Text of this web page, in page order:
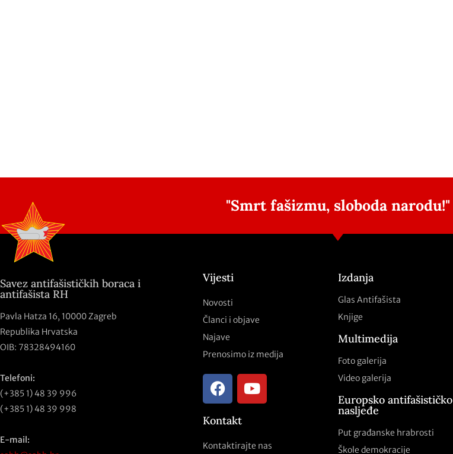
"Smrt fašizmu, sloboda narodu!"
Savez antifašističkih boraca i
antifašista RH
Pavla Hatza 16, 10000 Zagreb
Republika Hrvatska
OIB: 78328494160
Telefoni:
(+385 1) 48 39 996
(+385 1) 48 39 998
E-mail:
Vijesti
Novosti
Članci i objave
Najave
Prenosimo iz medija
Kontakt
Kontaktirajte nas
Izdanja
Glas Antifašista
Knjige
Multimedija
Foto galerija
Video galerija
Europsko antifašističko
nasljeđe
Put građanske hrabrosti
Škole demokracije